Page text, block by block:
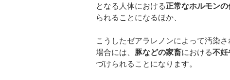
となる人体における正常なホルモン
られることになるほか、
こうしたゼアラレノンによって汚染
場合には、 豚などの家畜における不妊
づけられることになります。